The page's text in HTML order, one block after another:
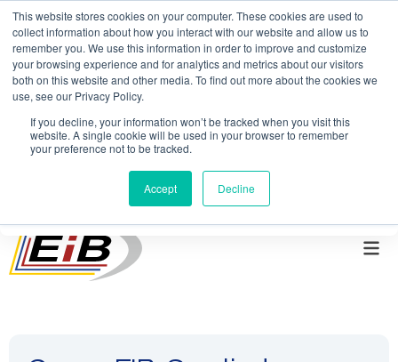
This website stores cookies on your computer. These cookies are used to
collect information about how you interact with our website and allow us to
remember you. We use this information in order to improve and customize
your browsing experience and for analytics and metrics about our visitors
both on this website and other media. To find out more about the cookies we
use, see our Privacy Policy.
If you decline, your information won’t be tracked when you visit this
website. A single cookie will be used in your browser to remember
your preference not to be tracked.
Accept Decline
Skip to main content
mercadeo@grupoeib.com|WhatsApp:+57
3103229640 PBX + 601 342 80 45
Contáctenos
Esto es un campo de búsqueda con una función de texto
No hay sugerencias porque el campo de búsqueda